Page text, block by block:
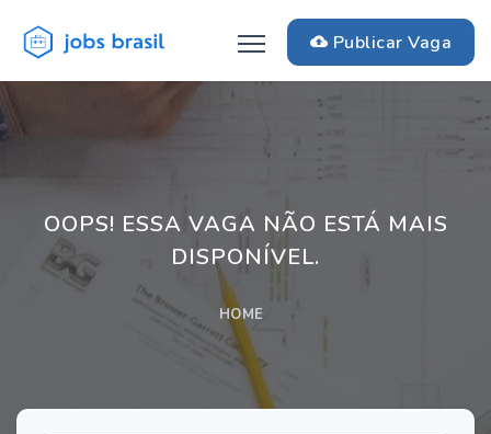
Publicar Vaga
OOPS! ESSA VAGA NÃO ESTÁ MAIS
DISPONÍVEL.
HOME